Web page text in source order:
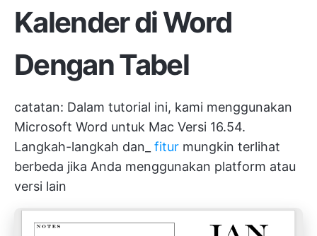
Kalender di Word
Dengan Tabel
catatan: Dalam tutorial ini, kami menggunakan
Microsoft Word untuk Mac Versi 16.54.
Langkah-langkah dan_ fitur mungkin terlihat
berbeda jika Anda menggunakan platform atau
versi lain